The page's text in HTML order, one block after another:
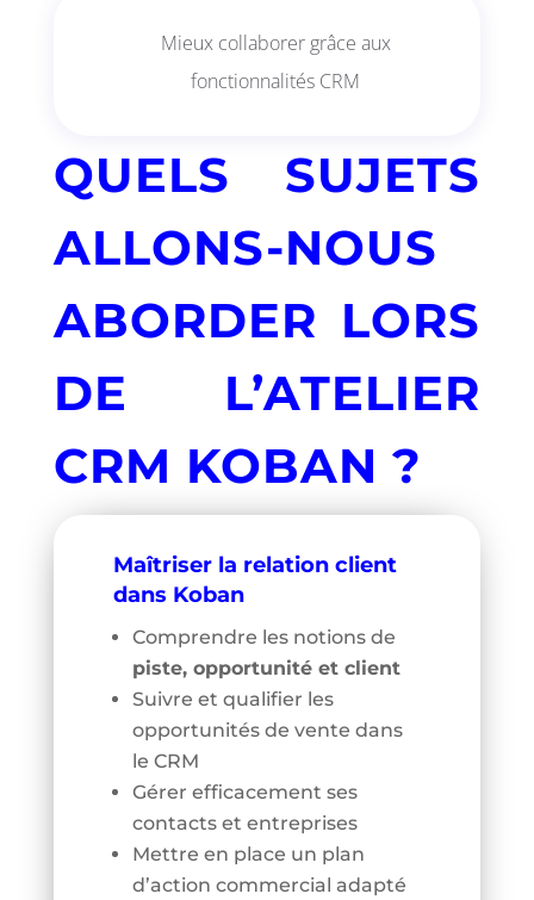
Mieux collaborer grâce aux
fonctionnalités CRM
QUELS SUJETS
ALLONS-NOUS
ABORDER LORS
DE L’ATELIER
CRM KOBAN ?
Maîtriser la relation client
dans Koban
Comprendre les notions de
piste, opportunité et client
Suivre et qualifier les
opportunités de vente dans
le CRM
Gérer efficacement ses
contacts et entreprises
Mettre en place un plan
d’action commercial adapté